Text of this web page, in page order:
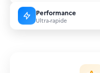
Performance
Ultra-rapide